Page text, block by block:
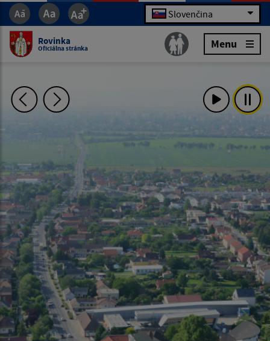
Slovenčina
Rovinka
Oficiálna stránka Menu